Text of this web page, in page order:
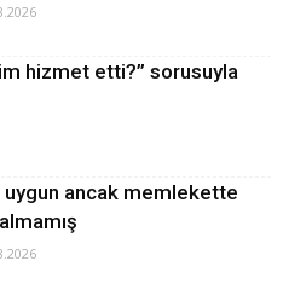
hizmet etti?” sorusuyla
ancak memlekette